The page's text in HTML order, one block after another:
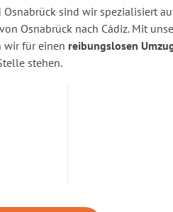
Osnabrück sind wir spezialisiert
Osnabrück nach Cádiz. Mit
wir für einen reibungslosen
stehen.